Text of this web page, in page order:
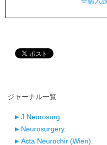
ジャーナル一覧
J Neurosurg.
Neurosurgery.
Acta Neurochir (Wien).